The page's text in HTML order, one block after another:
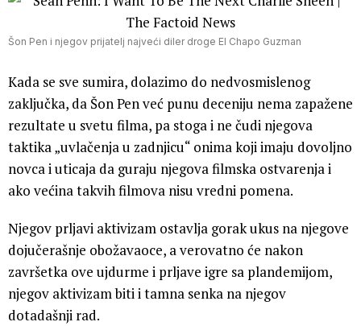
Šon Pen i njegov prijatelj najveći diler droge El Chapo Guzman
Kada se sve sumira, dolazimo do nedvosmislenog
zaključka, da Šon Pen već punu deceniju nema zapažene
rezultate u svetu filma, pa stoga i ne čudi njegova
taktika „uvlačenja u zadnjicu“ onima koji imaju dovoljno
novca i uticaja da guraju njegova filmska ostvarenja i
ako većina takvih filmova nisu vredni pomena.
Njegov prljavi aktivizam ostavlja gorak ukus na njegove
dojučerašnje obožavaoce, a verovatno će nakon
završetka ove ujdurme i prljave igre sa plandemijom,
njegov aktivizam biti i tamna senka na njegov
dotadašnji rad.